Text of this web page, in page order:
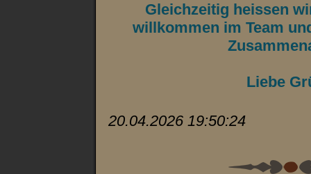
Gleichzeitig heissen
willkommen im Team
Liebe
20.04.2026 19:50:24